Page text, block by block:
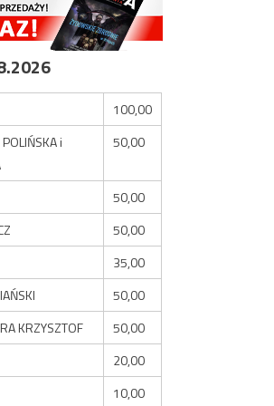
100,00
i
50,00
50,00
50,00
35,00
50,00
KRZYSZTOF
50,00
20,00
10,00